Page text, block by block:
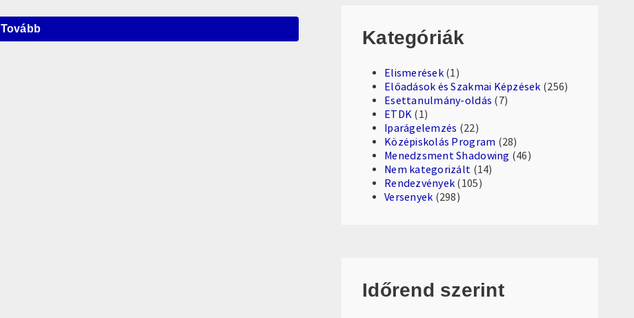
Tovább Kategóriák
Elismerések(1)
Előadások és Szakmai Képzések (256)
Esettanulmány-oldás (7)
ETDK (1)
Iparágelemzés (22)
Középiskolás Program (28)
Menedzsment Shadowing (46)
Nem kategorizált (14)
Rendezvények (105)
Versenyek (298)
Időrend szerint